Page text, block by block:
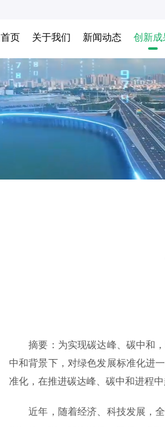
首页 关于我们 新闻动态 创新成
摘要：为实现碳达峰、碳中和，
中和背景下，对绿色发展标准化进
准化，在推进碳达峰、碳中和进程中
近年，随着经济、科技发展，